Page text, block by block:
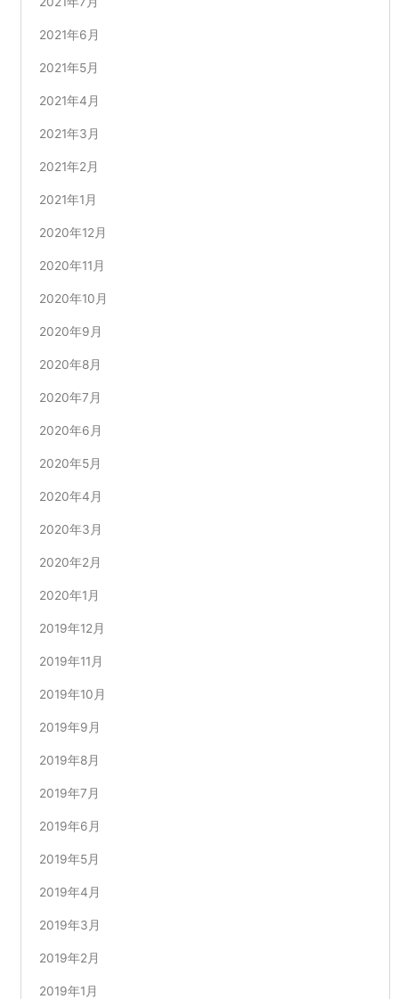
2021年6月
2021年5月
2021年4月
2021年3月
2021年2月
2021年1月
2020年12月
2020年11月
2020年10月
2020年9月
2020年8月
2020年7月
2020年6月
2020年5月
2020年4月
2020年3月
2020年2月
2020年1月
2019年12月
2019年11月
2019年10月
2019年9月
2019年8月
2019年7月
2019年6月
2019年5月
2019年4月
2019年3月
2019年2月
2019年1月